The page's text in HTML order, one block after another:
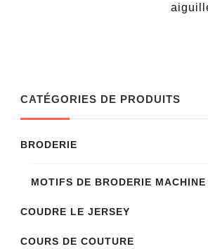
Les
choisies
sur
CATÉGORIES DE PRODUITS
BRODERIE
MOTIFS DE BRODERIE MACHINE
COUDRE LE JERSEY
COURS DE COUTURE